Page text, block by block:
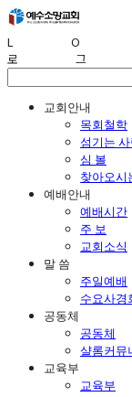
로
교회안내
목회철학
섬기는
심 볼
찾아오시
예배안내
예배시간
주 보
교회소식
말 씀
주일예배
수요사경
공동체
공동체
샬롬커뮤
교육부
교육부